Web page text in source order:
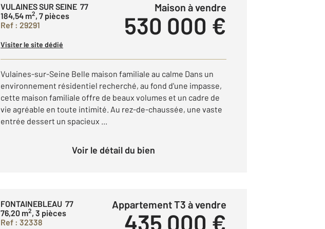
VULAINES SUR SEINE 77
184,54 m2, 7 pièces
Ref : 29291
Maison à vendre
530 000 €
Visiter le site dédié
Vulaines-sur-Seine Belle maison familiale au calme Dans un
environnement résidentiel recherché, au fond d'une impasse,
cette maison familiale offre de beaux volumes et un cadre de
vie agréable en toute intimité. Au rez-de-chaussée, une vaste
entrée dessert un spacieux ...
Voir le détail du bien
FONTAINEBLEAU 77
76,20 m2, 3 pièces
Ref : 32338
Appartement T3 à vendre
435 000 €